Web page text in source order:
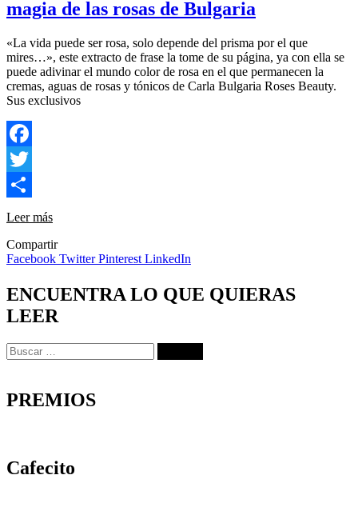
magia de las rosas de Bulgaria
«La vida puede ser rosa, solo depende del prisma por el que
mires…», este extracto de frase la tome de su página, ya con ella se
puede adivinar el mundo color de rosa en el que permanecen la
cremas, aguas de rosas y tónicos de Carla Bulgaria Roses Beauty.
Sus exclusivos
Facebook
Twitter
Compartir
Leer más
Compartir
Facebook TwitterPinterest LinkedIn
ENCUENTRA LO QUE QUIERAS
LEER
Buscar:
PREMIOS
Cafecito